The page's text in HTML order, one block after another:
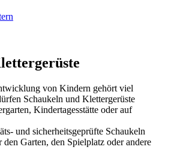
von Kindern gehört viel
Schaukeln und Klettergerüste
Kindertagesstätte oder auf
und sicherheitsgeprüfte Schaukeln
Garten, den Spielplatz oder andere